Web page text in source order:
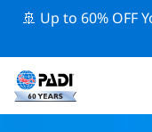
🚢 Up to 60% OFF